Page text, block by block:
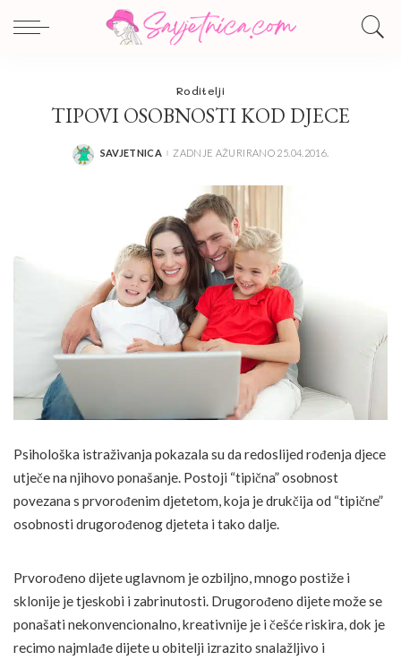
Roditelji
TIPOVI OSOBNOSTI KOD DJECE
POSTED
SAVJETNICA ZADNJE AŽURIRANO 25.04.2016.
Psihološka istraživanja pokazala su da redoslijed rođenja djece
utječe na njihovo ponašanje. Postoji “tipična” osobnost
povezana s prvorođenim djetetom, koja je drukčija od “tipične”
osobnosti drugorođenog djeteta i tako dalje.
Prvorođeno dijete uglavnom je ozbiljno, mnogo postiže i
sklonije je tjeskobi i zabrinutosti. Drugorođeno dijete može se
ponašati nekonvencionalno, kreativnije je i češće riskira, dok je
recimo najmlađe dijete u obitelji izrazito snalažljivo i